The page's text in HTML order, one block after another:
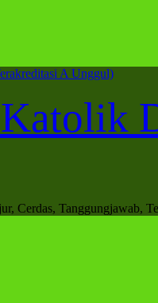
Cerdas, Tanggungjawab,